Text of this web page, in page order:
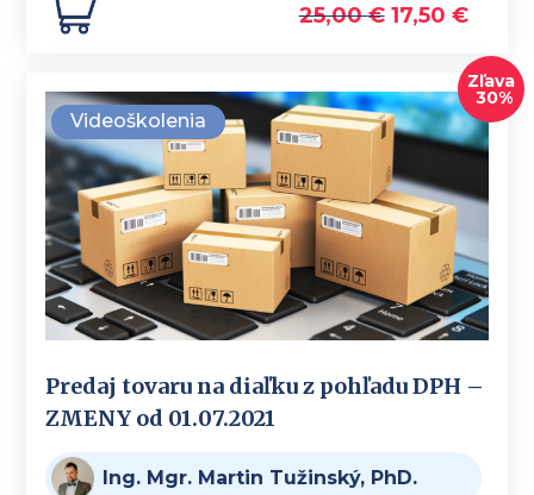
25,00€ 17,50 €
Videoškolenia
Zľava
30%
Predaj tovaru na diaľku z pohľadu DPH –
ZMENY od 01.07.2021
Ing. Mgr. Martin Tužinský, PhD.